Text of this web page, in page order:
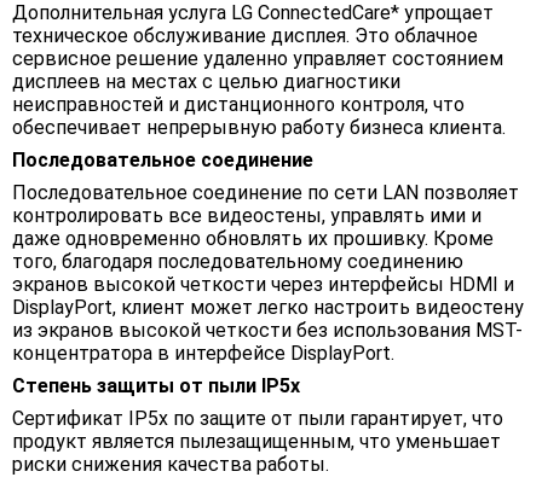
Дополнительная услуга LG ConnectedCare* упрощает
техническое обслуживание дисплея. Это облачное
сервисное решение удаленно управляет состоянием
дисплеев на местах с целью диагностики
неисправностей и дистанционного контроля, что
обеспечивает непрерывную работу бизнеса клиента.
Последовательное соединение
Последовательное соединение по сети LAN позволяет
контролировать все видеостены, управлять ими и
даже одновременно обновлять их прошивку. Кроме
того, благодаря последовательному соединению
экранов высокой четкости через интерфейсы HDMI и
DisplayPort, клиент может легко настроить видеостену
из экранов высокой четкости без использования MST-
концентратора в интерфейсе DisplayPort.
Степень защиты от пыли IP5x
Сертификат IP5x по защите от пыли гарантирует, что
продукт является пылезащищенным, что уменьшает
риски снижения качества работы.